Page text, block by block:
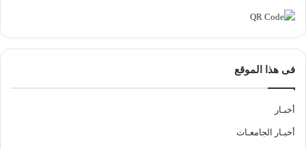
فى هذا الموقع
أخبـار
أخبـار الجامعـات